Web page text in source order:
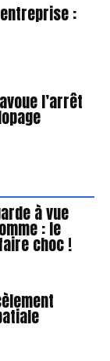
:
l’arrêt
à vue
: le
choc !